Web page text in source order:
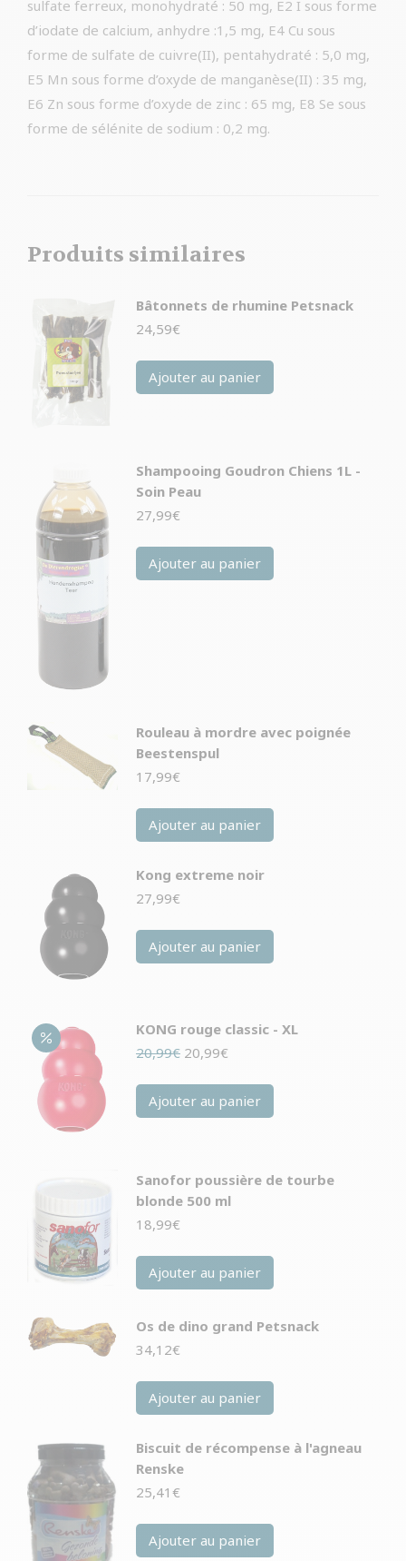
sulfate ferreux, monohydraté : 50 mg, E2 I sous forme
d’iodate de calcium, anhydre :1,5 mg, E4 Cu sous
forme de sulfate de cuivre(II), pentahydraté : 5,0 mg,
E5 Mn sous forme d’oxyde de manganèse(II) : 35 mg,
E6 Zn sous forme d’oxyde de zinc : 65 mg, E8 Se sous
forme de sélénite de sodium : 0,2 mg.
Produits similaires
Bâtonnets de rhumine Petsnack
24,59€
Ajouter au panier
Shampooing Goudron Chiens 1L -
Soin Peau
27,99€
Ajouter au panier
Rouleau à mordre avec poignée
Beestenspul
17,99€
Ajouter au panier
Kong extreme noir
27,99€
Ajouter au panier
KONG rouge classic - XL
20,99€ Le
initial
était :
20,99€.
20,99€
actuel
est :
20,99€.
Ajouter au panier
Sanofor poussière de tourbe
blonde 500 ml
18,99€
Ajouter au panier
Os de dino grand Petsnack
34,12€
Ajouter au panier
Biscuit de récompense à l'agneau
Renske
25,41 €
Ajouter au panier